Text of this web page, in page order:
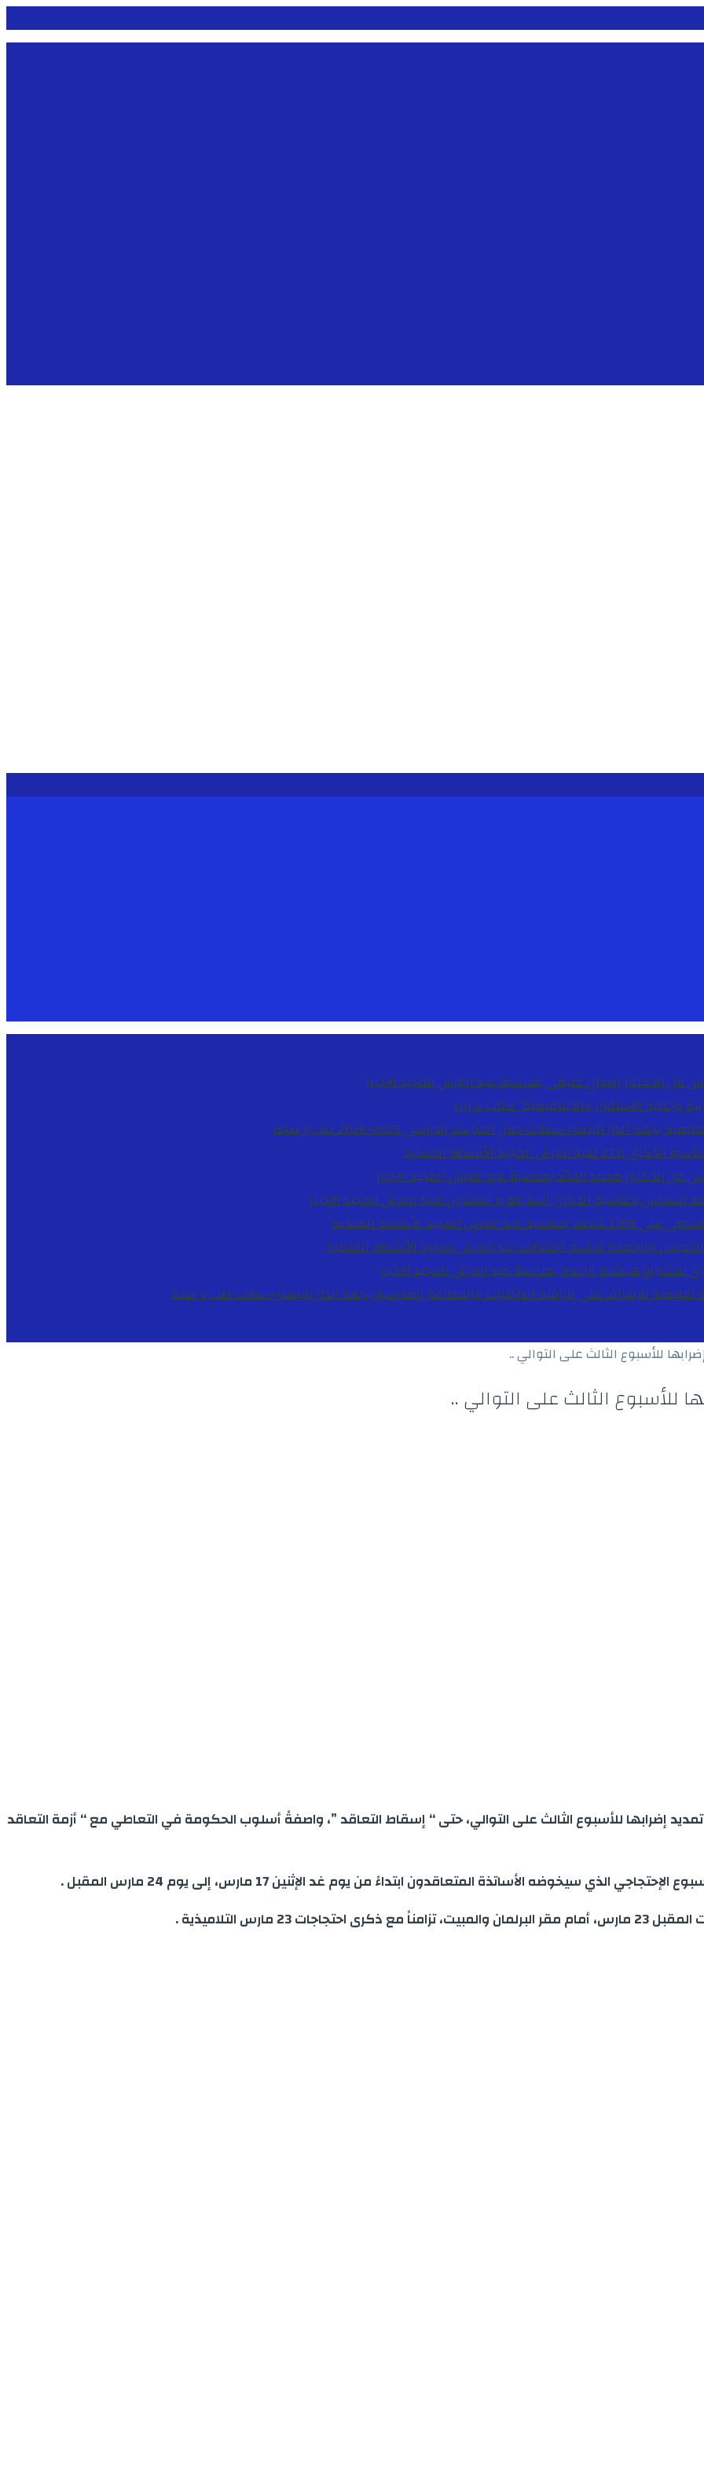
من الدكتور رضوان غنيمي بمناسبة عيد العرش المجيدالاخبار
وجدلية الاستقرار والديناميكية”كتاب و اراء
طب و صحة
لعيد العرش المجيد
الأنشطة الملكية
من الدكتور محمد الفائد بمناسبة عيد العرش المجيدالاخبار
السادس بمناسبة الذكرى السابعة و العشرين لعيد العرش المجيدالاخبار
عيد العرش المجيد
الأنشطة الملكية
والجمعة مراسم احتفالات عيد العرش المجيدالأنشطة الملكية
بمشاريع هيكلية واعدة بمناسبة عيد العرش المجيدالاخبار
طب و صحة
للأسبوع الثالث على التوالي ..
للأسبوع الثالث على التوالي ..
إضرابها للأسبوع الثالث على التوالي، حتى “ إسقاط التعاقد ”، واصفةً أسلوب الحكومة في التعاطي مع “ أزمة التعاقد
سيخوضه الأساتذة المتعاقدون ابتداءً من يوم غد الإثنين 17 مارس، إلى يوم 24 مارس المقبل .
التلاميذية .